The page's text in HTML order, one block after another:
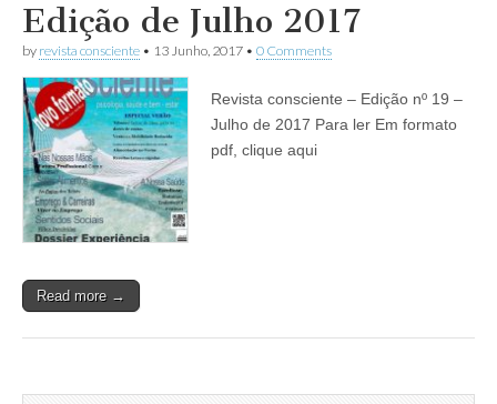
Edição de Julho 2017
by revista consciente • 13 Junho, 2017 • 0 Comments
Revista consciente – Edição nº 19 –
Julho de 2017 Para ler Em formato
pdf, clique aqui
Read more →